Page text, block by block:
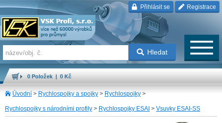
Přihlásit se Registrace
Hledat
0 Položek | 0 Kč
Úvodní > Rychlospojky a spojky > Rychlospojky >
Rychlospojky s národními profily > Rychlospojky ESAI > Vsuvky ESAI-SS